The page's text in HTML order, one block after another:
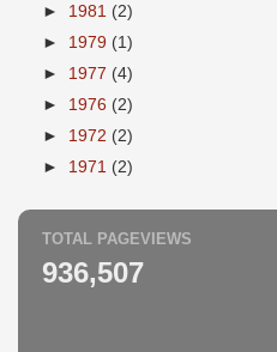
► 1981 (2)
► 1979 (1)
► 1977 (4)
► 1976 (2)
► 1972 (2)
► 1971 (2)
TOTAL PAGEVIEWS
936,507